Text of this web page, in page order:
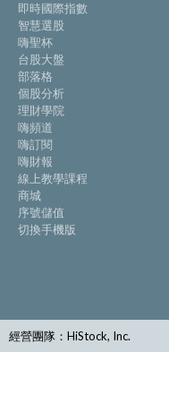
即時國際指數
智慧選股
嗨聖杯
台股大盤
部落格
個股分析
理財學院
嗨頻道
嗨訂閱
嗨財報
線上教學課程
商城
序號儲值
切換手機版
經營團隊：HiStock, Inc.